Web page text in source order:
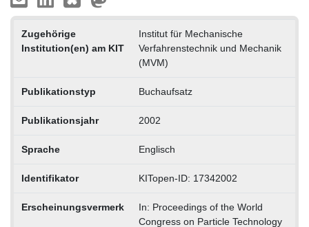
Zugehörige
Institution(en) am KIT
Institut für Mechanische
Verfahrenstechnik und Mechanik
(MVM)
Publikationstyp Buchaufsatz
Publikationsjahr 2002
Sprache Englisch
Identifikator KITopen-ID: 17342002
Erscheinungsvermerk
In: Proceedings of the World
Congress on Particle Technology